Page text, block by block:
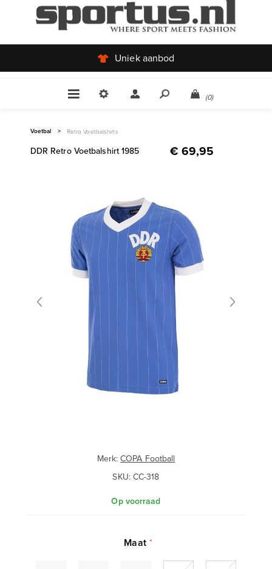
Uniek aanbod
(0)
Voetbal > Retro Voetbalshirts
DDR Retro Voetbalshirt 1985 € 69,95
Merk:COPA Football
SKU:CC-318
Op voorraad
Maat*